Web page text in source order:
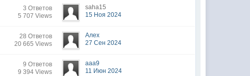
3 Ответов
5 707 Views
saha15
15 Ноя 2024
28 Ответов
20 665 Views
Алеx
27 Сен 2024
9 Ответов
9 394 Views
aaa9
11 Июн 2024